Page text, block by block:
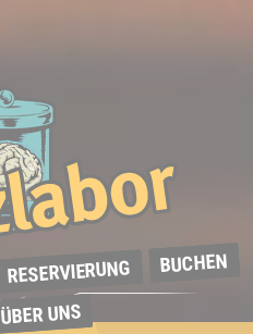
RESERVIERUNG BUCHEN
ÜBER UNS